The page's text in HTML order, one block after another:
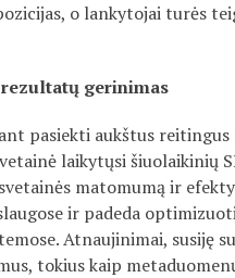
o lankytojai turės
rezultatų gerinimas
pasiekti aukštus reitingus
laikytųsi šiuolaikinių
matomumą ir
ir padeda
Atnaujinimai, susiję
tokius kaip